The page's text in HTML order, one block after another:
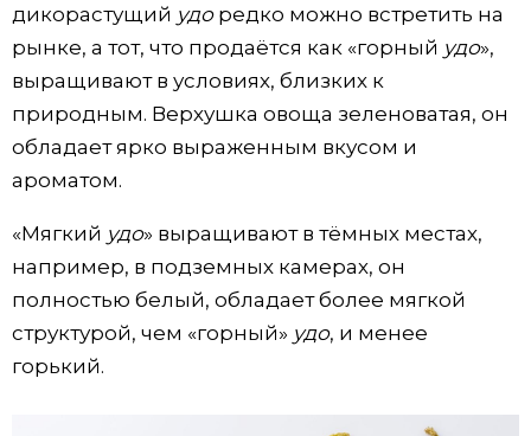
От редакции
дикорастущий удоредко можно встретить на
рынке, а тот, что продаётся как «горный удо»,
выращивают в условиях, близких к
природным. Верхушка овоща зеленоватая, он
обладает ярко выраженным вкусом и
ароматом.
«Мягкий удо» выращивают в тёмных местах,
например, в подземных камерах, он
полностью белый, обладает более мягкой
структурой, чем «горный» удо, и менее
горький.